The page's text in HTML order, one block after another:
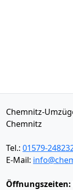
Chemnitz-
Chemnitz
Tel.: 01579-
E-Mail:
Öffnungszeiten: